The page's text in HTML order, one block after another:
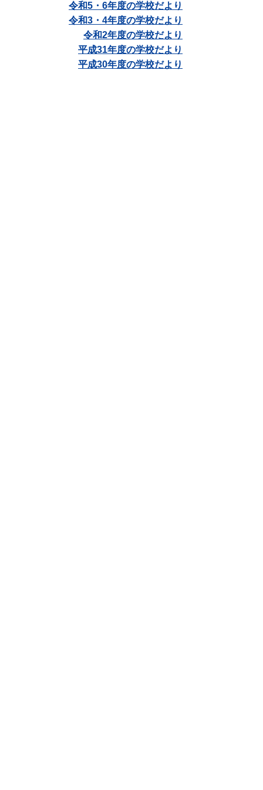
令和5・6年度の学校だより
令和3・4年度の学校だより
令和2年度の学校だより
平成31年度の学校だより
平成30年度の学校だより